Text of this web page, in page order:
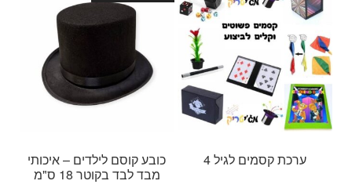
ערכת קסמים לגיל 4
כובע קוסם לילדים – איכותי
מבד לבד בקוטר 18 ס"מ